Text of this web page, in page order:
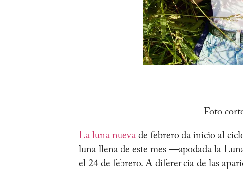
Foto
La luna nueva de febrero da inicio al
luna llena de este mes —apodada la
el 24 de febrero. A diferencia de las